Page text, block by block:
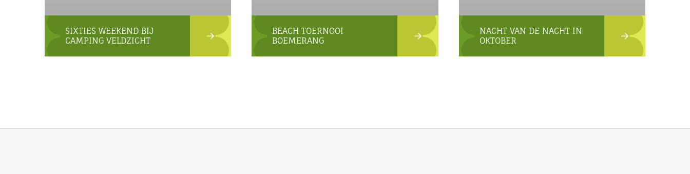
SIXTIES WEEKEND BIJ
CAMPING VELDZICHT
BEACH TOERNOOI
BOEMERANG
NACHT VAN DE NACHT IN
OKTOBER